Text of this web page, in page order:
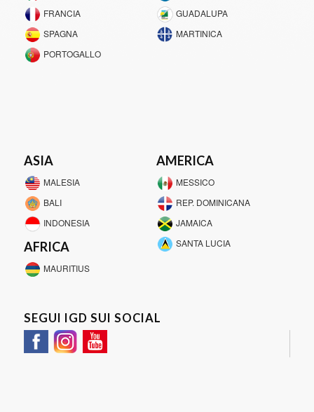
FRANCIA
SPAGNA
PORTOGALLO
GUADALUPA
MARTINICA
ASIA
MALESIA
BALI
INDONESIA
AFRICA
MAURITIUS
AMERICA
MESSICO
REP. DOMINICANA
JAMAICA
SANTA LUCIA
SEGUI IGD SUI SOCIAL